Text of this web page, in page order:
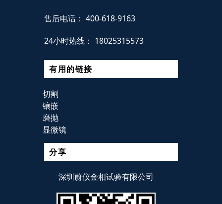
售后电话： 400-618-9163
24小时热线： 18025315573
有用的链接
切割
镶嵌
磨抛
显微镜
分享
深圳蔚仪金相试验有限公司